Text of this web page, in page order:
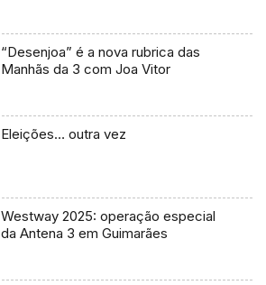
“Desenjoa” é a nova rubrica das
Manhãs da 3 com Joa Vitor
Eleições… outra vez
Westway 2025: operação especial
da Antena 3 em Guimarães